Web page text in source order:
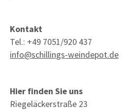
Kontakt
Tel.: +49 7051/920 437
info@schillings-weindepot.de
Hier finden Sie uns
Riegeläckerstraße 23